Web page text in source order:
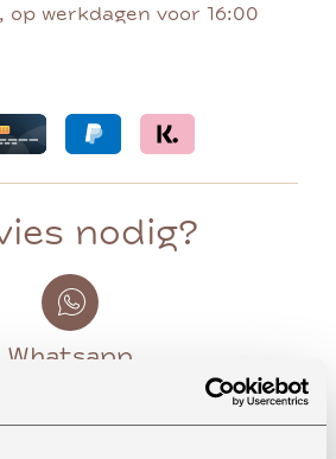
op werkdagen voor 16:00
nodig?
Whatsapp